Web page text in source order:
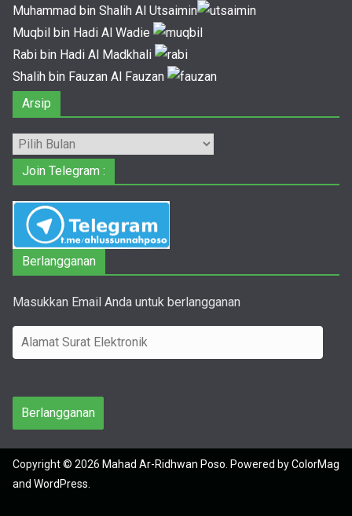
Muhammad bin Shalih Al Utsaimin
Muqbil bin Hadi Al Wadie
Rabi bin Hadi Al Madkhali
Shalih bin Fauzan Al Fauzan
Arsip
Arsip
Join Telegram :
Berlangganan
Masukkan Email Anda untuk berlangganan
l
m
t
S
u
Berlangganan
Copyright © 2026 Mahad Ar-Ridhwan Poso . Powered byColorMag
and WordPress